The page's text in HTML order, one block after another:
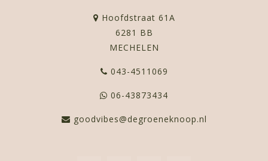
Hoofdstraat 61A
6281 BB
MECHELEN
043-4511069
06-43873434
goodvibes@degroeneknoop.nl